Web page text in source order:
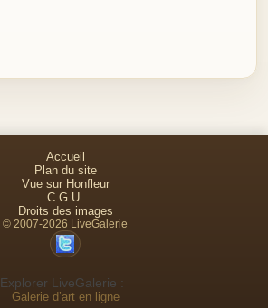
Accueil
Plan du site
Vue sur Honfleur
C.G.U.
Droits des images
© 2007-2026 LiveGalerie
Explorer LiveGalerie :
Galerie d’art en ligne